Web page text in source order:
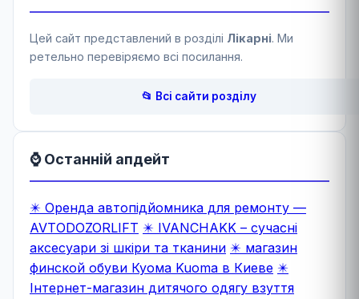
Цей сайт представлений в розділі Лікарні. Ми
ретельно перевіряємо всі посилання.
📂 Всі сайти розділу
⌚ Останній апдейт
✴️ Оренда автопідйомника для ремонту —
AVTODOZORLIFT ✴️ IVANCHAKK – сучасні
аксесуари зі шкіри та тканини ✴️ магазин
финской обуви Куома Kuoma в Киеве ✴️
Інтернет-магазин дитячого одягу взуття